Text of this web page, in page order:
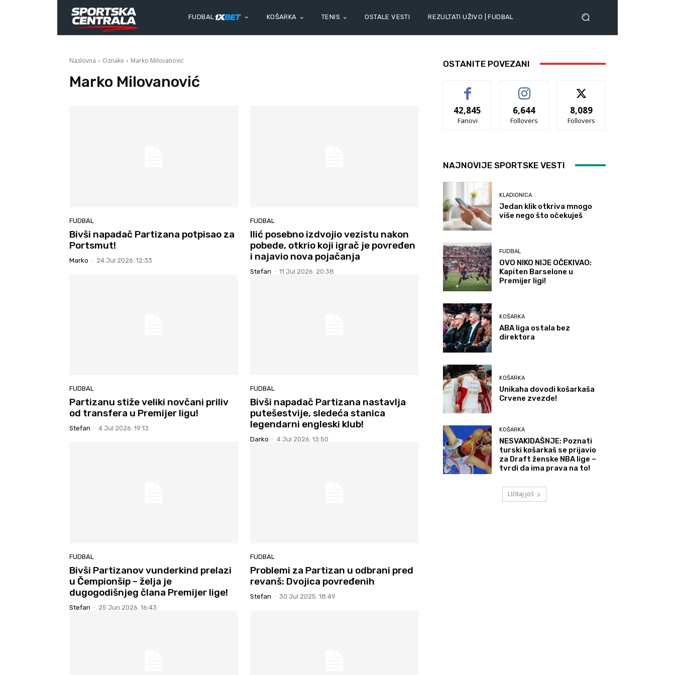
FUDBAL KOŠARKA TENIS OSTALE VESTI REZULTATI UŽIVO | FUDBAL
Naslovna Oznake Marko Milovanović
Marko Milovanović
FUDBAL
Bivši napadač Partizana potpisao za
Portsmut!
Marko - 24 Jul 2026. 12:33
FUDBAL
Ilić posebno izdvojio vezistu nakon
pobede, otkrio koji igrač je povređen
i najavio nova pojačanja
Stefan - 11 Jul 2026. 20:38
FUDBAL
Partizanu stiže veliki novčani priliv
od transfera u Premijer ligu!
Stefan - 4 Jul 2026. 19:13
FUDBAL
Bivši napadač Partizana nastavlja
putešestvije, sledeća stanica
legendarni engleski klub!
Darko - 4 Jul 2026. 13:50
FUDBAL
Bivši Partizanov vunderkind prelazi
u Čempionšip – želja je
dugogodišnjeg člana Premijer lige!
Stefan - 25 Jun 2026. 16:43
FUDBAL
Problemi za Partizan u odbrani pred
revanš: Dvojica povređenih
Stefan - 30 Jul 2025. 18:49
OSTANITE POVEZANI
42,845
Fanovi
6,644
Follovers
8,089
Follovers
NAJNOVIJE SPORTSKE VESTI
KLADIONICA
Jedan klik otkriva mnogo
više nego što očekuješ
FUDBAL
OVO NIKO NIJE OČEKIVAO:
Kapiten Barselone u
Premijer ligi!
KOŠARKA
ABA liga ostala bez
direktora
KOŠARKA
Unikaha dovodi košarkaša
Crvene zvezde!
KOŠARKA
NESVAKIDAŠNJE: Poznati
turski košarkaš se prijavio
za Draft ženske NBA lige –
tvrdi da ima prava na to!
Učitaj još